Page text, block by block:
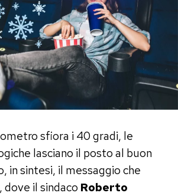
sfiora i 40 gradi, le
lasciano il posto al buon
in sintesi, il messaggio che
dove il sindaco Roberto